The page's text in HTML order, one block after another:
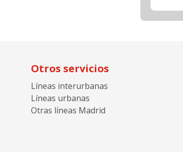
Otros servicios
Líneas interurbanas
Líneas urbanas
Otras líneas Madrid